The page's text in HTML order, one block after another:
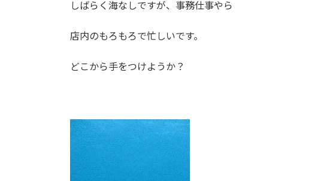
しばらく海なしですが、事務仕事やら
店内のもろもろで忙しいです。
どこから手をつけようか？